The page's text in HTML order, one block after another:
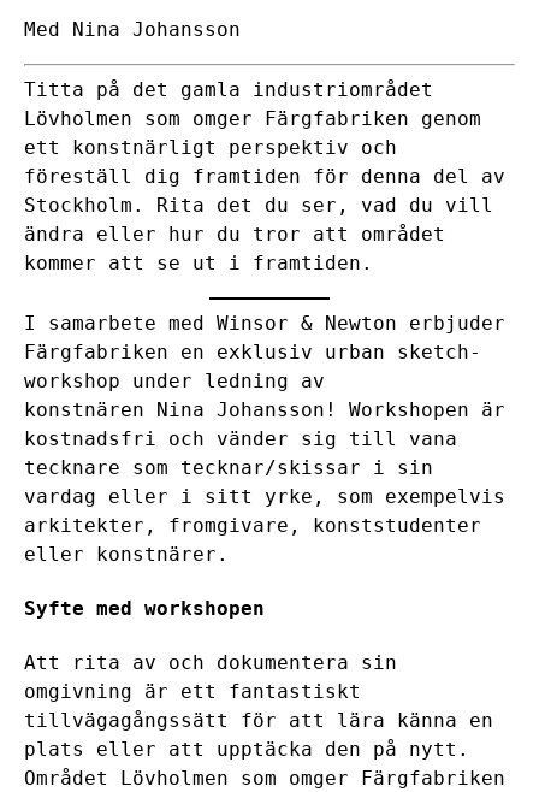
Med Nina Johansson
Titta på det gamla industriområdet
Lövholmen som omger Färgfabriken genom
ett konstnärligt perspektiv och
föreställ dig framtiden för denna del av
Stockholm. Rita det du ser, vad du vill
ändra eller hur du tror att området
kommer att se ut i framtiden.
I samarbete med Winsor & Newton erbjuder
Färgfabriken en exklusiv urban sketch-
workshop under ledning av
konstnären Nina Johansson ! Workshopen är
kostnadsfri och vänder sig till vana
tecknare som tecknar/skissar i sin
vardag eller i sitt yrke, som exempelvis
arkitekter, fromgivare, konststudenter
eller konstnärer.
Syfte med workshopen
Att rita av och dokumentera sin
omgivning är ett fantastiskt
tillvägagångssätt för att lära känna en
plats eller att upptäcka den på nytt.
Området Lövholmen som omger Färgfabriken